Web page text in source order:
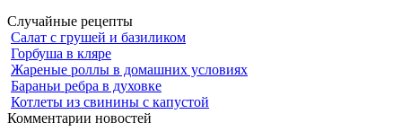
Случайные рецепты
Салат с грушей и базиликом
Горбуша в кляре
Жареные роллы в домашних условиях
Бараньи ребра в духовке
Котлеты из свинины с капустой
Комментарии новостей